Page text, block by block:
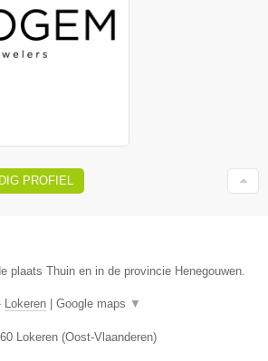
PROFIEL
plaats Thuin en in de provincie Henegouwen.
Lokeren Google maps ▼
Lokeren (Oost-Vlaanderen)